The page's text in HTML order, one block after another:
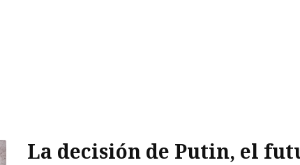
La decisión de Putin, el